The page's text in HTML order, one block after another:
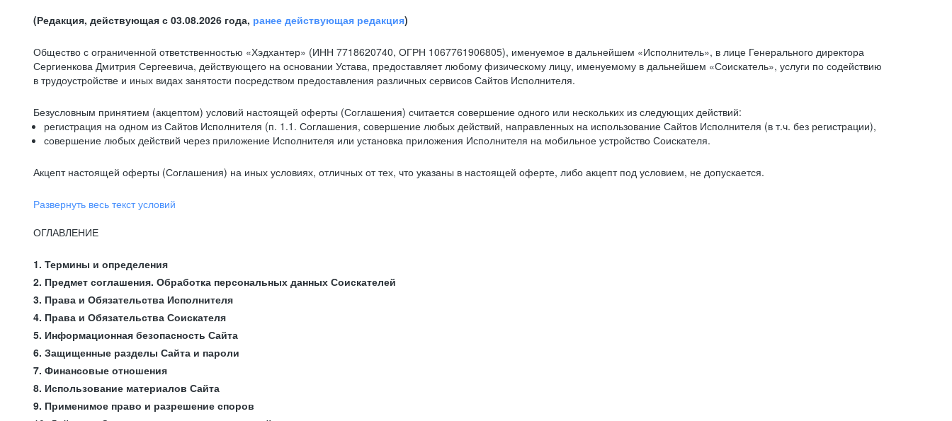
(Редакция, действующая с 03.08.2026 года, ранее действующая редакция)
Общество с ограниченной ответственностью «Хэдхантер» (ИНН 7718620740, ОГРН 1067761906805), именуемое в дальнейшем «Исполнитель», в лице Генерального директора
Сергиенкова Дмитрия Сергеевича, действующего на основании Устава, предоставляет любому физическому лицу, именуемому в дальнейшем «Соискатель», услуги по содействию
в трудоустройстве и иных видах занятости посредством предоставления различных сервисов Сайтов Исполнителя.
Безусловным принятием (акцептом) условий настоящей оферты (Соглашения) считается совершение одного или нескольких из следующих действий:
регистрация на одном из Сайтов Исполнителя (п. 1.1. Соглашения, совершение любых действий, направленных на использование Сайтов Исполнителя (в т.ч. без регистрации),
совершение любых действий через приложение Исполнителя или установка приложения Исполнителя на мобильное устройство Соискателя.
Акцепт настоящей оферты (Соглашения) на иных условиях, отличных от тех, что указаны в настоящей оферте, либо акцепт под условием, не допускается.
Развернуть весь текст условий
ОГЛАВЛЕНИЕ
1. Термины и определения
2. Предмет соглашения. Обработка персональных данных Соискателей
3. Права и Обязательства Исполнителя
4. Права и Обязательства Соискателя
5. Информационная безопасность Сайта
6. Защищенные разделы Сайта и пароли
7. Финансовые отношения
8. Использование материалов Сайта
9. Применимое право и разрешение споров